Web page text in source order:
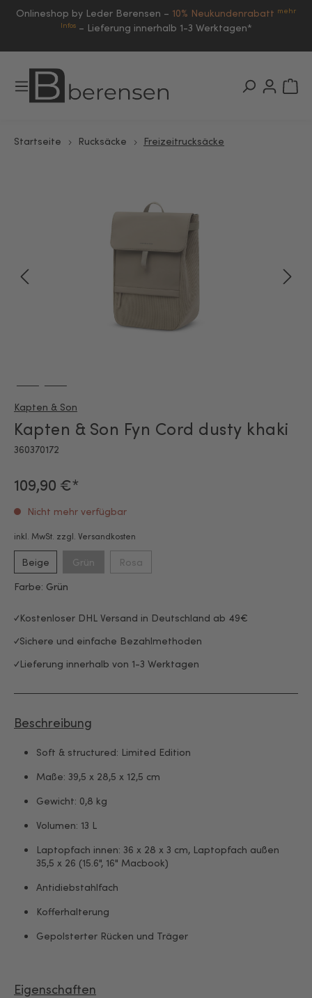
Onlineshop by Leder Berensen – 10% Neukundenrabatt mehr
Infos – Lieferung innerhalb 1-3 Werktagen*
Startseite Rucksäcke Freizeitrucksäcke
Kapten & Son
Kapten & Son Fyn Cord dusty khaki
360370172
109,90 €*
Nicht mehr verfügbar
inkl. MwSt. zzgl. Versandkosten
Beige Grün
Rosa
Farbe: Grün
Kostenloser DHL Versand in Deutschland ab 49€
Sichere und einfache Bezahlmethoden
Lieferung innerhalb von 1-3 Werktagen
Beschreibung
Soft & structured: Limited Edition
Maße: 39,5 x 28,5 x 12,5 cm
Gewicht: 0,8 kg
Volumen: 13 L
Laptopfach innen: 36 x 28 x 3 cm, Laptopfach außen
35,5 x 26 (15.6", 16" Macbook)
Antidiebstahlfach
Kofferhalterung
Gepolsterter Rücken und Träger
Eigenschaften